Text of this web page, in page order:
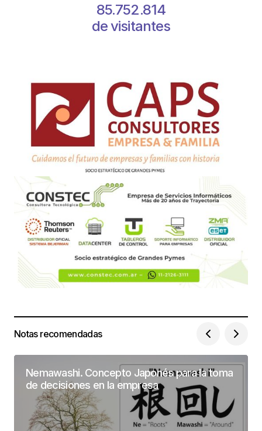
85.752.814
de visitantes
Notas recomendadas
Nemawashi. Concepto Japonés para la toma
de decisiones en la empresa